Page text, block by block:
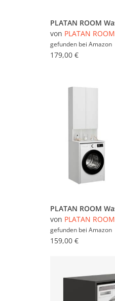
von PLATAN ROOM
gefunden bei Amazon
179,00 €
von PLATAN ROOM
gefunden bei Amazon
159,00 €